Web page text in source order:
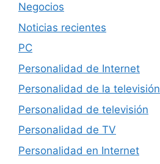
Negocios
Noticias recientes
PC
Personalidad de Internet
Personalidad de la televisión
Personalidad de televisión
Personalidad de TV
Personalidad en Internet